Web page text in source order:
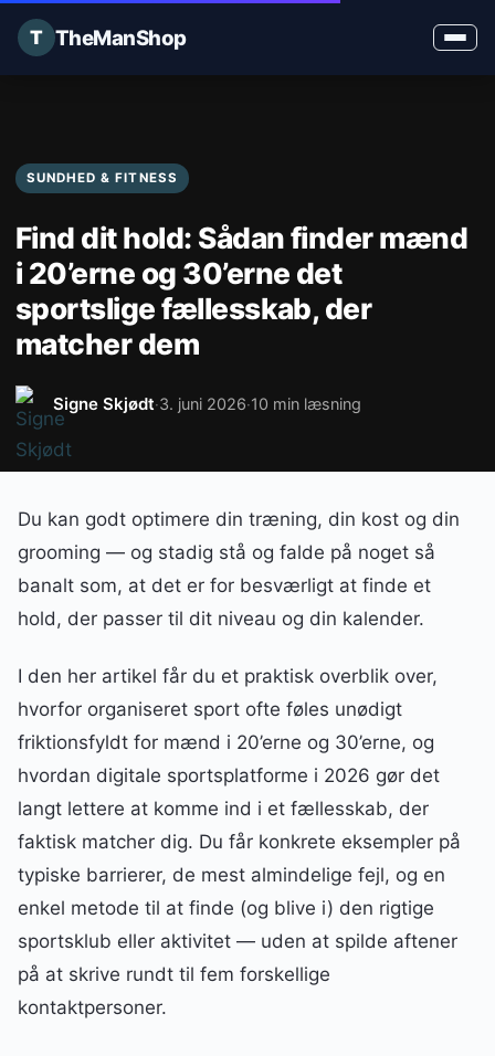
TheManShop
SUNDHED & FITNESS
Find dit hold: Sådan finder mænd
i 20’erne og 30’erne det
sportslige fællesskab, der
matcher dem
Signe Skjødt·3. juni 2026·10 min læsning
Du kan godt optimere din træning, din kost og din
grooming — og stadig stå og falde på noget så
banalt som, at det er for besværligt at finde et
hold, der passer til dit niveau og din kalender.
I den her artikel får du et praktisk overblik over,
hvorfor organiseret sport ofte føles unødigt
friktionsfyldt for mænd i 20’erne og 30’erne, og
hvordan digitale sportsplatforme i 2026 gør det
langt lettere at komme ind i et fællesskab, der
faktisk matcher dig. Du får konkrete eksempler på
typiske barrierer, de mest almindelige fejl, og en
enkel metode til at finde (og blive i) den rigtige
sportsklub eller aktivitet — uden at spilde aftener
på at skrive rundt til fem forskellige
kontaktpersoner.